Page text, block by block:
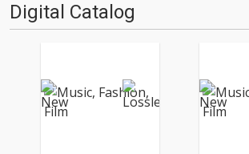
く、ベースラインも強調され
ず、ほとんどの楽曲はダンサブ
Digital Catalog